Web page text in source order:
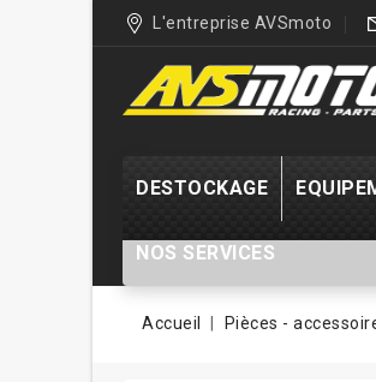
L'entreprise AVSmoto
DESTOCKAGE
NOS SERVICES
Accueil Pièces -